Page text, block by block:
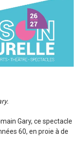
Gary, ce spectacle
60, en proie à de